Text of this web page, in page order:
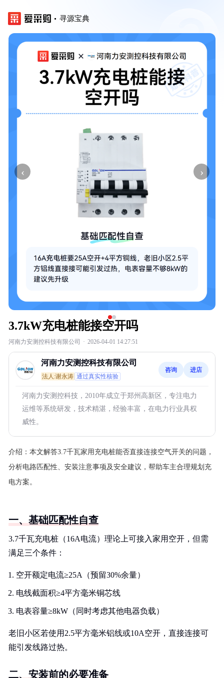
寻源宝典
‹ ›
3.7kW充电桩能接空开吗
河南力安测控科技有限公司 · 2026-04-01 14:27:51
河南力安测控科技有限公司
法人:谢永涛 通过真实性核验
咨询 进店
河南力安测控科技，2010年成立于郑州高新区，专注电力
运维等系统研发，技术精湛，经验丰富，在电力行业具权
威性。
介绍： 本文解答3.7千瓦家用充电桩能否直接连接空气开关的问题，
分析电路匹配性、安装注意事项及安全建议，帮助车主合理规划充
电方案。
一、基础匹配性自查
3.7千瓦充电桩（16A电流）理论上可接入家用空开，但需
满足三个条件：
空开额定电流≥25A（预留30%余量）
电线截面积≥4平方毫米铜芯线
电表容量≥8kW（同时考虑其他电器负载）
老旧小区若使用2.5平方毫米铝线或10A空开，直接连接可
能引发线路过热。
二、安装前的必要准备